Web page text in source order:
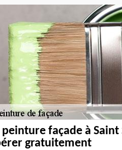
peinture façade à Saint
gratuitement